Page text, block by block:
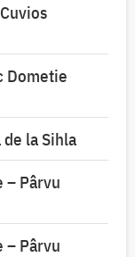
Dometie
la Sihla
– Pârvu
– Pârvu